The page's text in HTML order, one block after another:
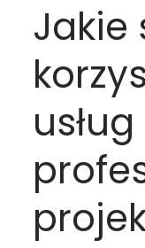
Jakie
usług